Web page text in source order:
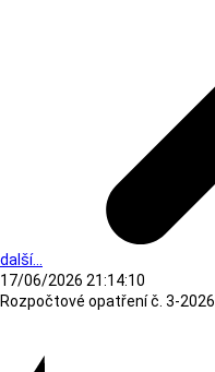
další...
17/06/2026 21:14:10
Rozpočtové opatření č. 3-2026